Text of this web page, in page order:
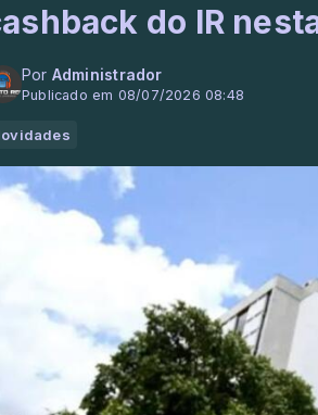
do IR
Por Administrador
Publicado em 08/07/2026 08:48